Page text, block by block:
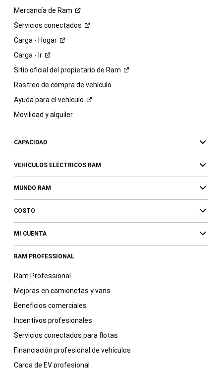
Mercancía de Ram
Servicios conectados
Carga - Hogar
Carga - Ir
Sitio oficial del propietario de Ram
Rastreo de compra de vehículo
Ayuda para el vehículo
Movilidad y alquiler
CAPACIDAD
VEHÍCULOS ELÉCTRICOS RAM
MUNDO RAM
COSTO
MI CUENTA
RAM PROFESSIONAL
Ram Professional
Mejoras en camionetas y vans
Beneficios comerciales
Incentivos profesionales
Servicios conectados para flotas
Financiación profesional de vehículos
Carga de EV profesional